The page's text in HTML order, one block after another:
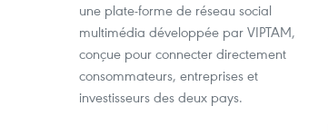
une plate-forme de réseau social
multimédia développée par VIPTAM,
conçue pour connecter directement
consommateurs, entreprises et
investisseurs des deux pays.